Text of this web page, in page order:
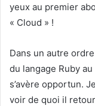
yeux au premier
« Cloud » !
Dans un autre
du langage Ruby
s’avère opportun.
voir de quoi il